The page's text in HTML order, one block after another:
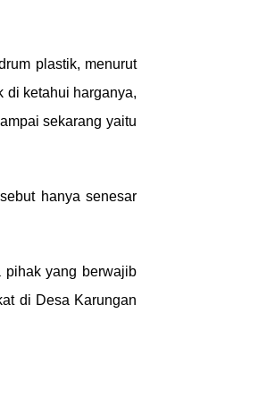
plastik, menurut
di ketahui harganya,
sekarang yaitu
hanya senesar
pihak yang berwajib
di Desa Karungan